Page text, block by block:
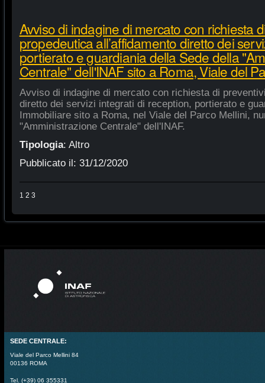
Avviso di indagine di mercato con richiesta
propedeutica all’affidamento diretto dei
portierato e guardiania della Sede della
Centrale" dell'INAF sito a Roma, Viale del
Avviso di indagine di mercato con richiesta di
diretto dei servizi integrati di reception, portierato e
Immobiliare sito a Roma, nel Viale del Parco Mellini,
"Amministrazione Centrale" dell'INAF.
Tipologia: Altro
Pubblicato il: 31/12/2020
1 2 3
SEDE CENTRALE:
Viale del Parco Mellini 84
00136 ROMA
Tel. (+39) 06 355331